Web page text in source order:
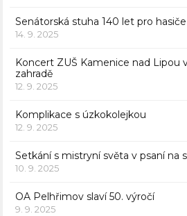
Senátorská stuha 140 let pro
14. 9. 2025
Koncert ZUŠ Kamenice nad Lipou
zahradě
12. 9. 2025
Komplikace s úzkokolejkou
12. 9. 2025
Setkání s mistryní světa v psaní na
10. 9. 2025
OA Pelhřimov slaví 50. výročí
9. 9. 2025